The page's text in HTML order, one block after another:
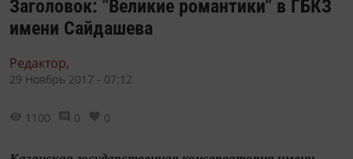
Заголовок: "Великие романтики" в ГБКЗ
имени Сайдашева
Редактор,
29 Ноябрь 2017 - 07:12
1100 0 0